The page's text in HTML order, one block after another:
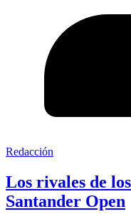
Redacción
Los rivales de
Santander Open